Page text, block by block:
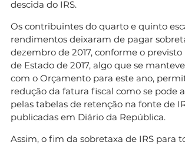
descida do IRS.
Os contribuintes do quarto e quinto
rendimentos deixaram de pagar
dezembro de 2017, conforme o
de Estado de 2017, algo que se
com o Orçamento para este ano,
redução da fatura fiscal como se pode
pelas tabelas de retenção na fonte de
publicadas em Diário da República.
Assim, o fim da sobretaxa de IRS para